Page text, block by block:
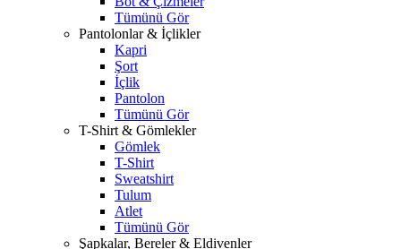
Tümünü Gör
Pantolonlar & İçlikler
Kapri
Şort
İçlik
Pantolon
Tümünü Gör
T-Shirt & Gömlekler
Gömlek
T-Shirt
Sweatshirt
Tulum
Atlet
Tümünü Gör
Şapkalar, Bereler & Eldivenler